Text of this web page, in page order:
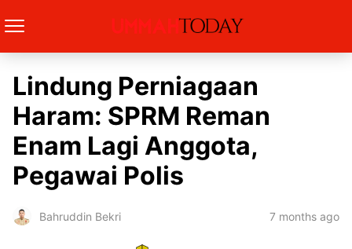
Lindung Perniagaan
Haram: SPRM Reman
Enam Lagi Anggota,
Pegawai Polis
Bahruddin Bekri 7 months ago